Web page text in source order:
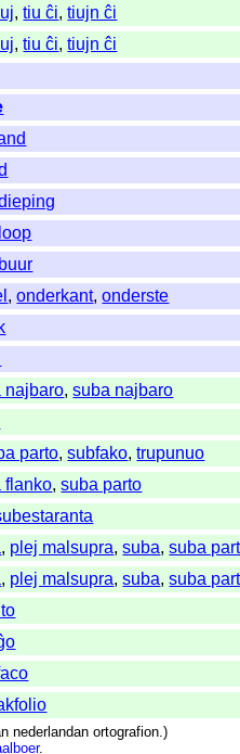
,tiu ĉi,tiujn ĉi
,tiu ĉi,tiujn ĉi
,onderkant,onderste
najbaro,suba najbaro
parto,subfako,trupunuo
flanko,suba parto
, plej malsupra,suba,suba
, plej malsupra,suba,suba
nederlandan ortografion.)
.